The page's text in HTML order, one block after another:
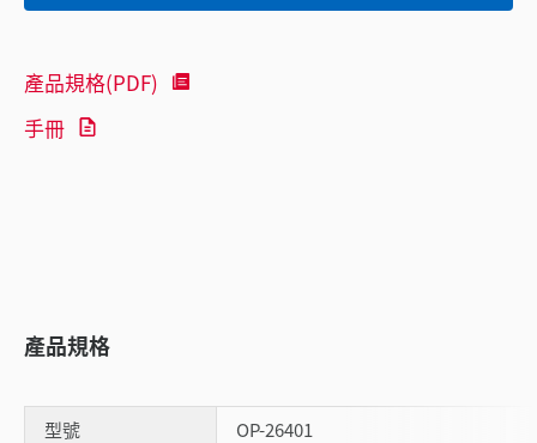
產品規格(PDF)
手冊
產品規格
型號
OP-26401